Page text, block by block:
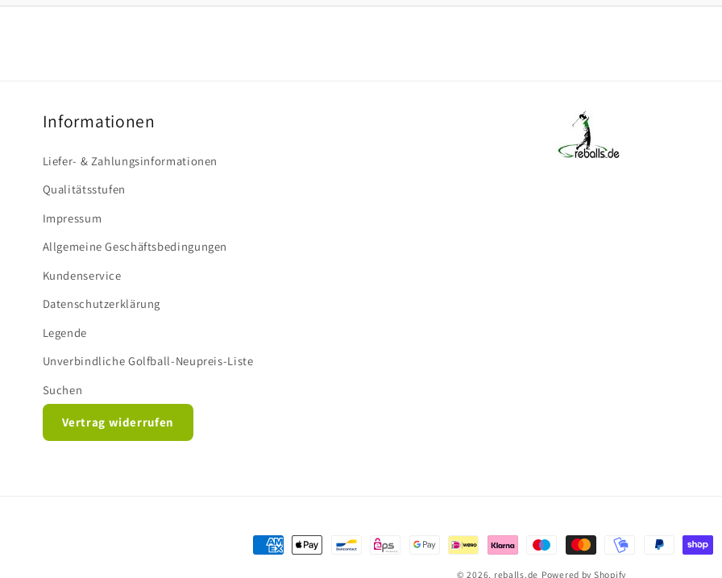
Informationen
Liefer- & Zahlungsinformationen
Qualitätsstufen
Impressum
Allgemeine Geschäftsbedingungen
Kundenservice
Datenschutzerklärung
Legende
Unverbindliche Golfball-Neupreis-Liste
Suchen
Vertrag widerrufen
Zahlungsmethoden
© 2026, reballs.de Powered by Shopify